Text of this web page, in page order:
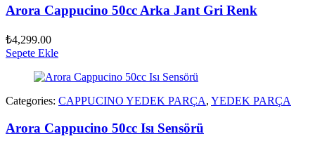
Arora Cappucino 50cc Arka Jant Gri Renk
₺4,299.00
Sepete Ekle
Categories: CAPPUCINO YEDEK PARÇA, YEDEK PARÇA
Arora Cappucino 50cc Isı Sensörü